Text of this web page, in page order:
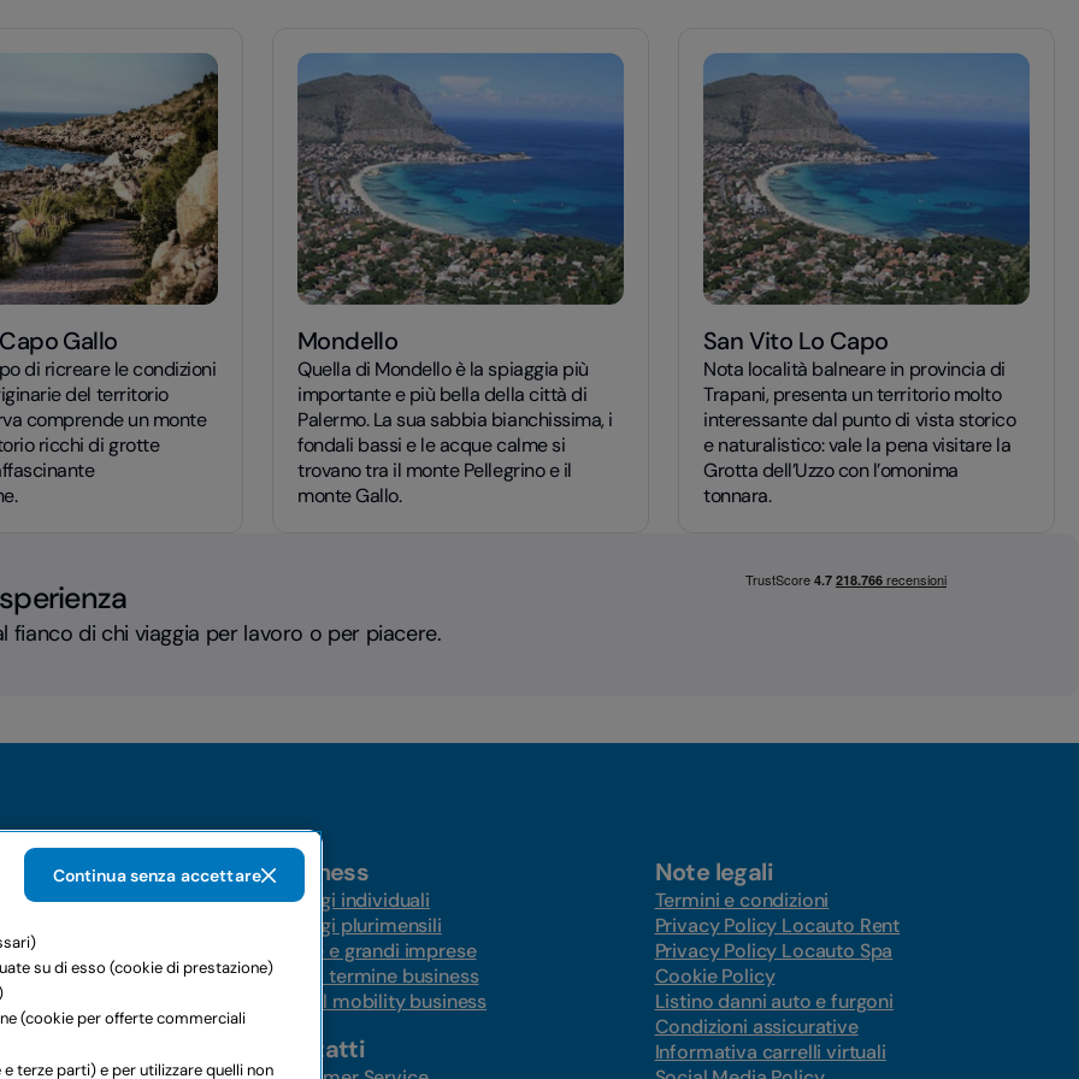
Gallo
di ricreare le condizioni
del territorio
comprende un monte
ricchi di grotte
Mondello
Quella di Mondello è la spiaggia più
importante e più bella della città di
Palermo. La sua sabbia bianchissima, i
fondali bassi e le acque calme si
trovano tra il monte Pellegrino e il
monte Gallo.
San Vito Lo Capo
Nota località balneare in provincia di
Trapani, presenta un territorio molto
interessante dal punto di vista storico
e naturalistico: vale la pena visitare la
Grotta dell’Uzzo con l’omonima
tonnara.
di chi viaggia per lavoro o per piacere.
termine
Business
Noleggi individuali
Noleggi plurimensili
Medie e grandi imprese
Lungo termine business
Global mobility business
Contatti
Note legali
Termini e condizioni
Privacy Policy Locauto Rent
Privacy Policy Locauto Spa
Cookie Policy
Listino danni auto e furgoni
Condizioni assicurative
Informativa carrelli virtuali
su di esso (cookie di prestazione)
(cookie per offerte commerciali
terze parti) e per utilizzare quelli non
Continua senza accettare